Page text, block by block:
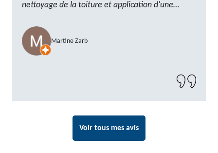
nettoyage de la toiture et application d'une
nous savons que nous pouvons compter sur M.
GOT. Très content de la prestation, a
recommander sans problème"
Martine Zarb
Voir tous mes avis